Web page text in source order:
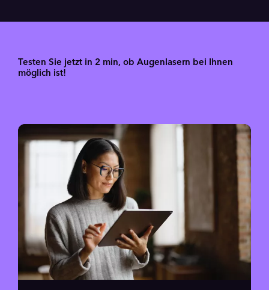
Testen Sie jetzt in 2 min, ob Augenlasern bei Ihnen
möglich ist!